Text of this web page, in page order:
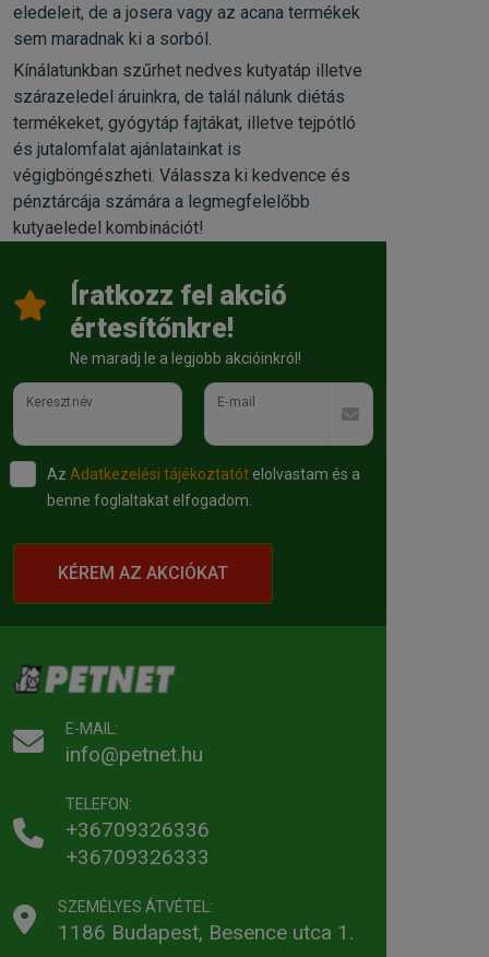
eledeleit, de a josera vagy az acana termékek
sem maradnak ki a sorból.
Kínálatunkban szűrhet nedves kutyatáp illetve
szárazeledel áruinkra, de talál nálunk diétás
termékeket, gyógytáp fajtákat, illetve tejpótló
és jutalomfalat ajánlatainkat is
végigböngészheti. Válassza ki kedvence és
pénztárcája számára a legmegfelelőbb
kutyaeledel kombinációt!
Íratkozz fel akció
értesítőnkre!
Ne maradj le a legjobb akcióinkról!
Keresztnév E-mail
Az Adatkezelési tájékoztatót elolvastam és a
benne foglaltakat elfogadom.
KÉREM AZ AKCIÓKAT
E-MAIL:
info@petnet.hu
TELEFON:
+36709326336
+36709326333
SZEMÉLYES ÁTVÉTEL:
1186 Budapest, Besence utca 1.